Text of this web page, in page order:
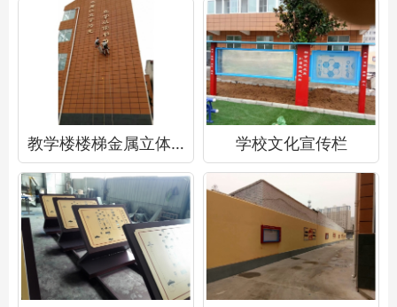
教学楼楼梯金属立体字 学校文化宣传栏